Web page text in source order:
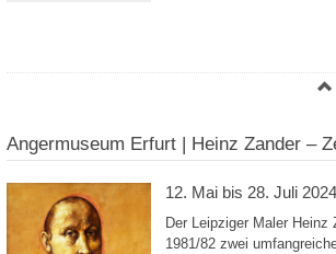
Angermuseum Erfurt | Heinz Zander –
12. Mai bis 28. Juli 2024
Der Leipziger Maler Heinz
1981/82 zwei